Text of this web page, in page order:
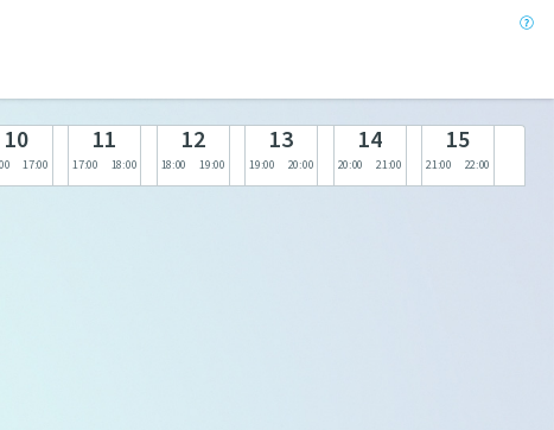
10
17:00
11
17:00 18:00
12
18:00 19:00
13
19:00 20:00
14
20:00 21:00
15
21:00 22:00